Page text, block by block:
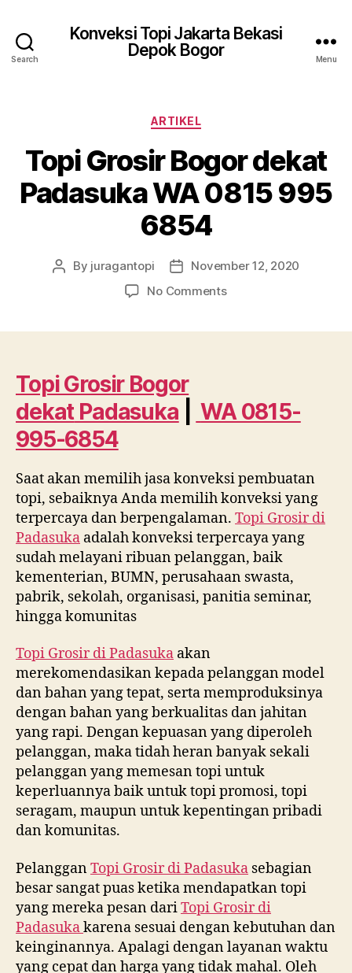
Search
Konveksi Topi Jakarta Bekasi
Depok Bogor
Menu
Categories
ARTIKEL
Topi Grosir Bogor dekat
Padasuka WA 0815 995
6854
Post
By juragantopi
PostNovember 12, 2020
No Commentson
0815
Topi Grosir Bogor
dekat Padasuka
WA 0815-
995-6854
Saat akan memilih jasa konveksi pembuatan
topi, sebaiknya Anda memilih konveksi yang
terpercaya dan berpengalaman. Topi Grosir di
Padasuka adalah konveksi terpercaya yang
sudah melayani ribuan pelanggan, baik
kementerian, BUMN, perusahaan swasta,
pabrik, sekolah, organisasi, panitia seminar,
hingga komunitas
Topi Grosir diPadasuka akan
merekomendasikan kepada pelanggan model
dan bahan yang tepat, serta memproduksinya
dengan bahan yang berkualitas dan jahitan
yang rapi. Dengan kepuasan yang diperoleh
pelanggan, maka tidah heran banyak sekali
pelanggan yang memesan topi untuk
keperluannya baik untuk topi promosi, topi
seragam, maupun untuk kepentingan pribadi
dan komunitas.
PelangganTopi Grosir diPadasuka sebagian
besar sangat puas ketika mendapatkan topi
yang mereka pesan dariTopi Grosir di
Padasukakarena sesuai dengan kebutuhan dan
keinginannya. Apalagi dengan layanan waktu
yang cepat dan harga yang tidak mahal. Oleh